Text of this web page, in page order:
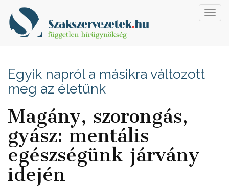
Egyik napról a másikra változott
meg az életünk
Magány, szorongás,
gyász: mentális
egészségünk járvány
idején